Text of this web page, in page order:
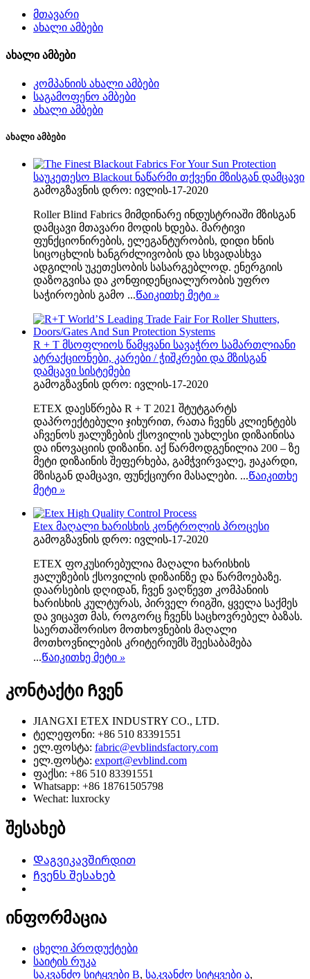
მთავარი
ახალი ამბები
ახალი ამბები
კომპანიის ახალი ამბები
საგამოფენო ამბები
ახალი ამბები
ახალი ამბები
საუკეთესო Blackout ნაწარმი თქვენი მზისგან დამცავი
გამოგზავნის დრო: ივლის-17-2020
Roller Blind Fabrics მიმდინარე ინდუსტრიაში მზისგან
დამცავი მთავარი მოდის ხდება. მარტივი
ფუნქციონირების, ელეგანტურობის, დიდი ხნის
სიცოცხლის ხანგრძლივობის და სხვადასხვა
ადგილის უკეთესობის სასარგებლოდ. ენერგიის
დაზოგვისა და კონფიდენციალურობის უფრო
საჭიროების გამო ...Წაიკითხე მეტი »
R + T მსოფლიოს წამყვანი სავაჭრო სამართლიანი
ატრაქციონები, კარები / ჭიშკრები და მზისგან
დამცავი სისტემები
გამოგზავნის დრო: ივლის-17-2020
ETEX დაესწრება R + T 2021 შტუტგარტს
დაპროექტებული ჯიხურით, რათა ჩვენს კლიენტებს
აჩვენოს ჟალუზების ქსოვილის უახლესი დიზაინისა
და ინოვაციის დიზაინი. აქ წარმოდგენილია 200 – ზე
მეტი დიზაინის შეფერხება, გამჭვირვალე, ჟაკარდი,
მზისგან დამცავი, ფუნქციური მასალები. ...Წაიკითხე
მეტი »
Etex მაღალი ხარისხის კონტროლის პროცესი
გამოგზავნის დრო: ივლის-17-2020
ETEX ფოკუსირებულია მაღალი ხარისხის
ჟალუზების ქსოვილის დიზაინზე და წარმოებაზე.
დაარსების დღიდან, ჩვენ ვაღწევთ კომპანიის
ხარისხის კულტურას, პირველ რიგში, ყველა საქმეს
და ვიცავთ მას, როგორც ჩვენს საცხოვრებელ ბაზას.
საერთაშორისო მოთხოვნების მაღალი
მოთხოვნილების კრიტერიუმს შეესაბამება
...Წაიკითხე მეტი »
კონტაქტიᲩვენ
JIANGXI ETEX INDUSTRY CO., LTD.
ტელეფონი: +86 510 83391551
ელ.ფოსტა: fabric@evblindsfactory.com
ელ.ფოსტა: export@evblind.com
ფაქსი: +86 510 83391551
Whatsapp: +86 18761505798
Wechat: luxrocky
შესახებ
Დაგვიკავშირდით
Ჩვენს შესახებ
ინფორმაცია
ცხელი პროდუქტები
საიტის რუკა
საკვანძო სიტყვები B, საკვანძო სიტყვები ა,